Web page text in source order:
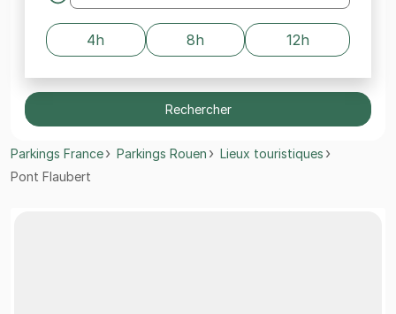
4h 8h 12h
Rechercher
Parkings France Parkings Rouen
Lieux touristiques
Pont Flaubert